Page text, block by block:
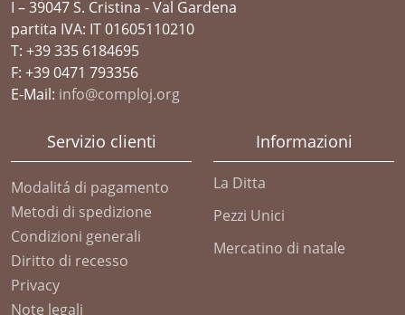
I – 39047 S. Cristina - Val Gardena
partita IVA: IT 01605110210
T: +39 335 6184695
F: +39 0471 793356
E-Mail: info@comploj.org
Servizio clienti
Modalitá di pagamento
Metodi di spedizione
Condizioni generali
Diritto di recesso
Privacy
Note legali
Informazioni
La Ditta
Pezzi Unici
Mercatino di natale